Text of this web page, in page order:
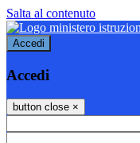
Salta al contenuto
Accedi
Accedi
button close ×